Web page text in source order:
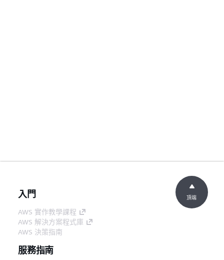
入門
AWS 實作教學課程
AWS 解決方案程式庫
AWS 決策指南
服務指南
頂端